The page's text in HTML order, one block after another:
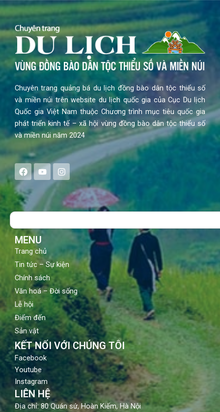
Chuyên trang quảng bá du lịch đồng bào dân tộc thiểu số
và miền núi trên website du lịch quốc gia của Cục Du lịch
Quốc gia Việt Nam thuộc Chương trình mục tiêu quốc gia
phát triển kinh tế – xã hội vùng đồng bào dân tộc thiểu số
và miền núi năm 2024
F
a
e
b
o
Y
o
t
u
b
I
n
s
a
g
Search
MENU
Trang chủ
Tin tức – Sự kiện
Chính sách
Văn hoá – Đời sống
Lễ hội
Điểm đến
Sản vật
KẾT NỐI VỚI CHÚNG TÔI
Facebook
Youtube
Instagram
LIÊN HỆ
Địa chỉ: 80 Quán sứ, Hoàn Kiếm, Hà Nội